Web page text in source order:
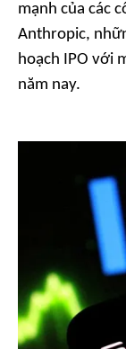
mạnh của các
Anthropic,
hoạch IPO với
năm nay.